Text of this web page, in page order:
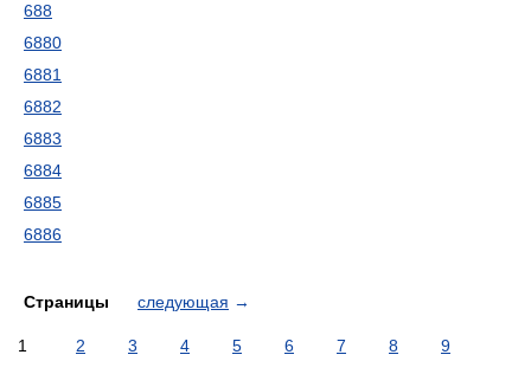
688
6880
6881
6882
6883
6884
6885
6886
Страницы следующая →
1 2 3 4 5 6 7 8 9